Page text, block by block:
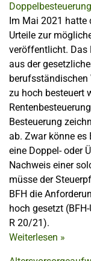
Im Mai 2021 hatte
Urteile zur
veröffentlicht. Das
aus der
berufsständischen
zu hoch besteuert
Besteuerung
ab. Zwar könne es
eine Doppel- oder
Nachweis einer
müsse der
BFH die
hoch gesetzt
R 20/21).
Weiterlesen »